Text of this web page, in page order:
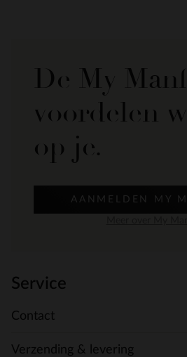
De My
voordelen
op je.
AANMELDEN MY
Service
Contact
Verzending & levering